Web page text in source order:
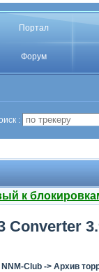
Портал
Форум
:
к
Converter
NNM-Club -> Архив